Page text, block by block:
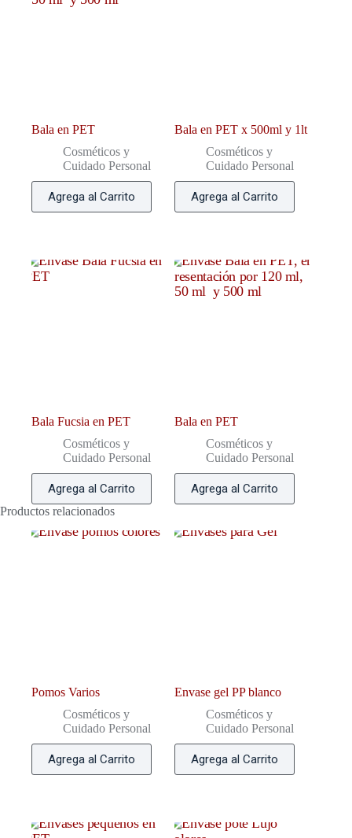
Bala en PET
Cosméticos y
Cuidado Personal
Agrega al Carrito
Bala en PET x 500ml y 1lt
Cosméticos y
Cuidado Personal
Agrega al Carrito
Bala Fucsia en PET
Cosméticos y
Cuidado Personal
Agrega al Carrito
Bala en PET
Cosméticos y
Cuidado Personal
Agrega al Carrito
Productos relacionados
Pomos Varios
Cosméticos y
Cuidado Personal
Agrega al Carrito
Envase gel PP blanco
Cosméticos y
Cuidado Personal
Agrega al Carrito